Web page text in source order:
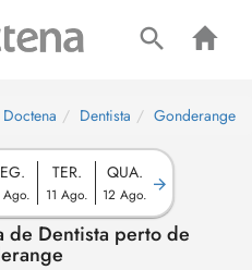
Doctena Dentista Gonderange
Ago.
TER.
11 Ago.
QUA.
12 Ago.
de Dentista perto de